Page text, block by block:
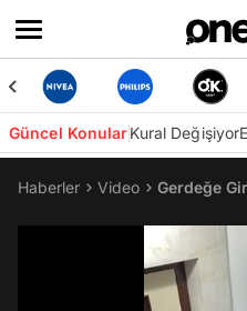
Güncel KonularKural Değişiyor
Haberler Video Gerdeğe